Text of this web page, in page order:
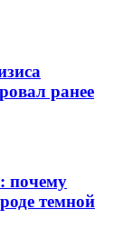
ранее
почему
темной